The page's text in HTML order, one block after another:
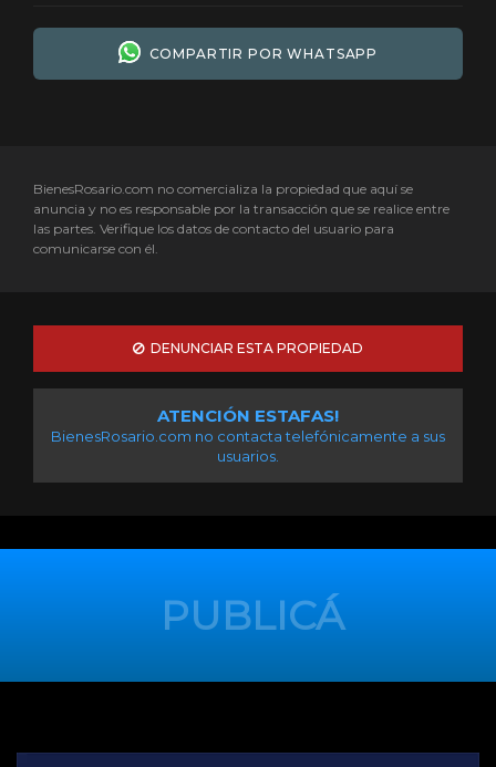
COMPARTIR POR WHATSAPP
BienesRosario.com no comercializa la propiedad que aquí se
anuncia y no es responsable por la transacción que se realice entre
las partes. Verifique los datos de contacto del usuario para
comunicarse con él.
DENUNCIAR ESTA PROPIEDAD
ATENCIÓN ESTAFAS!
BienesRosario.com no contacta telefónicamente a sus
usuarios.